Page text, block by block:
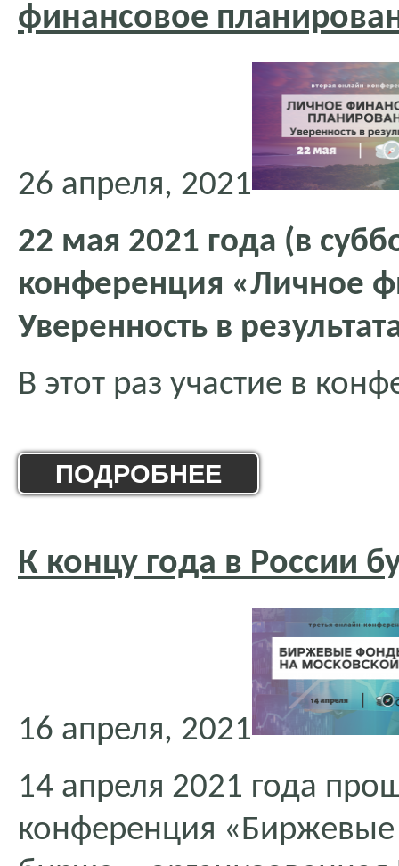
финансовое
26 апреля, 2021
22 мая 2021 года (в
конференция «Личное
Уверенность в
В этот раз участие в
ПОДРОБНЕЕ
К концу года в России
16 апреля, 2021
14 апреля 2021 года
конференция